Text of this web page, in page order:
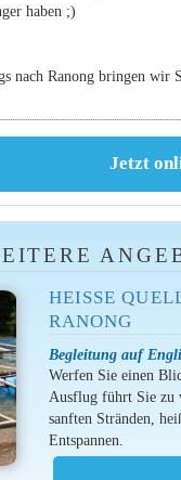
haben ;)
nach Ranong bringen
HEISSE
ANONG
Begleitung auf
Werfen Sie einen
Ausflug führt Sie zu
sanften Stränden,
Entspannen.